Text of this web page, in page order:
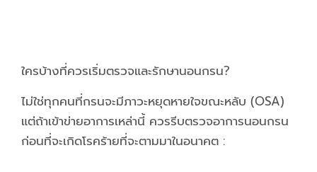
ใครบ้างที่ควรเริ่มตรวจและรักษานอนกรน?
ไม่ใช่ทุกคนที่กรนจะมีภาวะหยุดหายใจขณะหลับ (OSA)
แต่ถ้าเข้าข่ายอาการเหล่านี้ ควรรีบตรวจอาการนอนกรน
ก่อนที่จะเกิดโรคร้ายที่จะตามมาในอนาคต :